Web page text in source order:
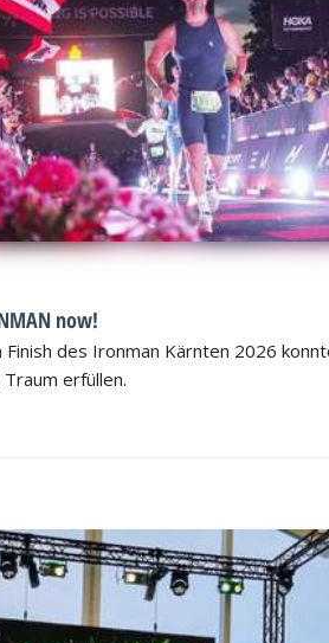
now!
des Ironman Kärnten 2026
erfüllen.